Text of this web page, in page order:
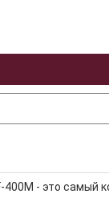
400M - это